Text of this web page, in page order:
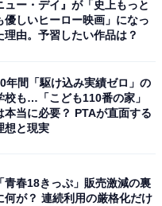
気。直線猛然と追い込むも、あ
ダノンプレミアムと走
。ともに末脚を武器に
アムさえいなければ勝
したが…… 。この2頭
態とペースでした。
ュー・デイ』が「史上もっと
優しいヒーロー映画」になっ
理由。予習したい作品は？
年間「駆け込み実績ゼロ」の
校も…「こども110番の家」
本当に必要？ PTAが直面する
想と現実
「青春18きっぷ」販売激減の裏
何が？ 連続利用の厳格化だけ